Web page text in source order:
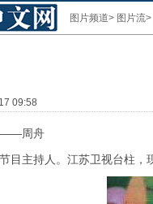
图片频道> 图片流>
09:58
周舟
主持人。江苏卫视台柱，